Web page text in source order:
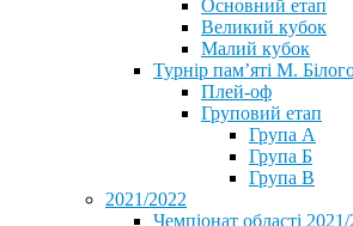
Основний етап
Великий кубок
Малий кубок
Турнір пам’яті М.
Плей-оф
Груповий етап
Група А
Група Б
Група В
2021/2022
Чемпіонат області